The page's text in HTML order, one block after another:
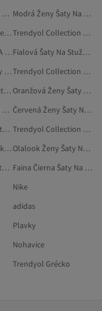
Trendyol Collection Bordová Šaty Na Stužkovú
Modrá Ženy Šaty Na Stužkovú
Tyrkysová Ženy Večerné A Plesové Šaty
Trendyol Collection Biela Šaty Na Stužkovú
Tyrkysová Večerné A Plesové Šaty
Fialová Šaty Na Stužkovú
Olalook Fialová Šaty Na Stužkovú
Trendyol Collection Tmavomodrá Šaty Na Stužkovú
Viacfarebná Ženy Šaty Na Stužkovú
Oranžová Ženy Šaty Na Stužkovú
Eyyo Čierna Šaty Na Stužkovú
Červená Ženy Šaty Na Stužkovú
Ecru Ženy Šaty Na Stužkovú
Trendyol Collection Metalická Šaty Na Stužkovú
Zelená Šaty Na Stužkovú
Olalook Ženy Šaty Na Stužkovú
Lela Ženy Šaty Na Stužkovú
Faina Čierna Šaty Na Stužkovú
Nike
adidas
Plavky
Nohavice
Trendyol Grécko